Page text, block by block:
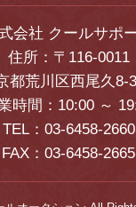
会社 クールサポ
住所：〒116-0011
都荒川区西尾久8-
時間：10:00 ～
TEL：03-6458-2660
FAX：03-6458-2665